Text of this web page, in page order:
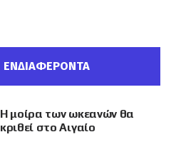
ΕΝΔΙΑΦΕΡΟΝΤΑ
Η μοίρα των ωκεανών θα
κριθεί στο Αιγαίο